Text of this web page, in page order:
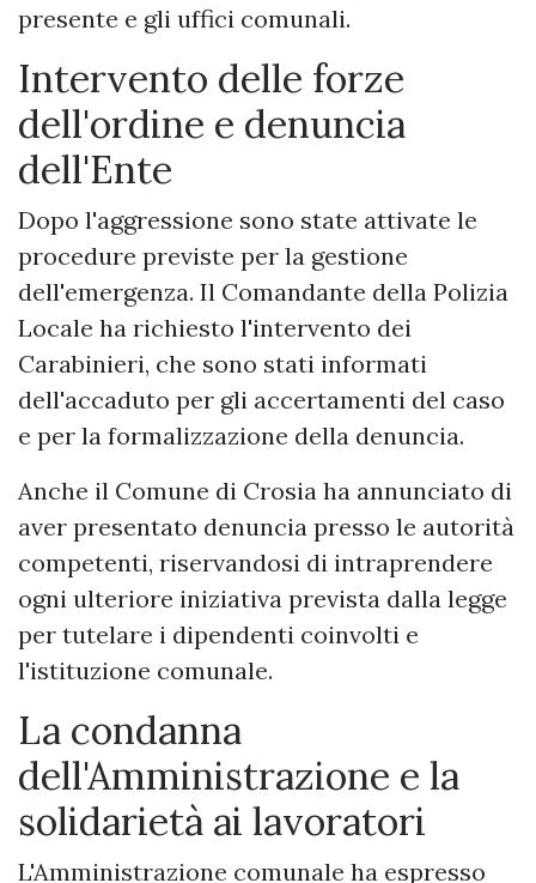
presente e gli uffici comunali.
Intervento delle forze
dell'ordine e denuncia
dell'Ente
Dopo l'aggressione sono state attivate le
procedure previste per la gestione
dell'emergenza. Il Comandante della Polizia
Locale ha richiesto l'intervento dei
Carabinieri, che sono stati informati
dell'accaduto per gli accertamenti del caso
e per la formalizzazione della denuncia.
Anche il Comune di Crosia ha annunciato di
aver presentato denuncia presso le autorità
competenti, riservandosi di intraprendere
ogni ulteriore iniziativa prevista dalla legge
per tutelare i dipendenti coinvolti e
l'istituzione comunale.
La condanna
dell'Amministrazione e la
solidarietà ai lavoratori
L'Amministrazione comunale ha espresso